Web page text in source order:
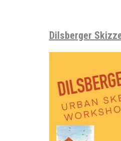
Dilsberger